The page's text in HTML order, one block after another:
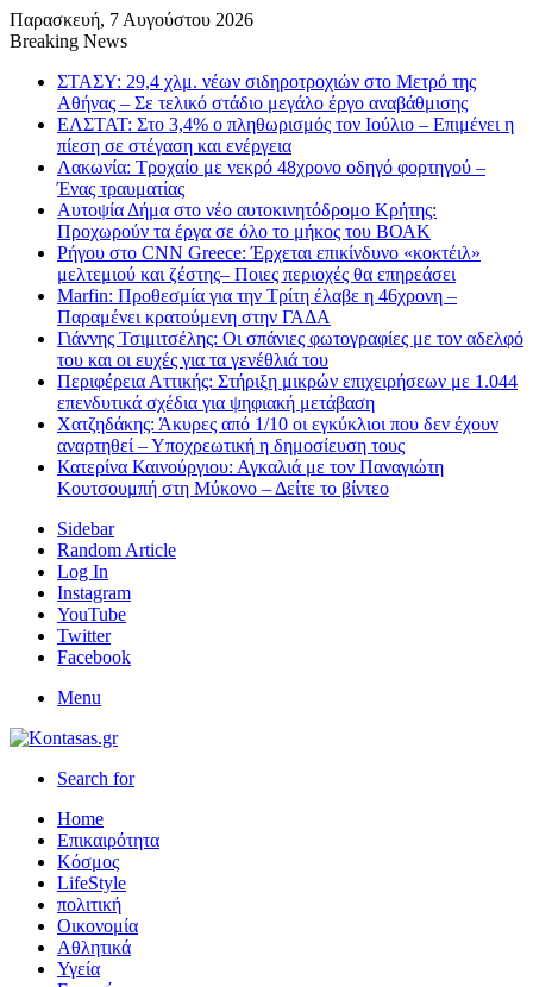
Παρασκευή, 7 Αυγούστου 2026
Breaking News
ΣΤΑΣΥ: 29,4 χλμ. νέων σιδηροτροχιών στο Μετρό της
Αθήνας – Σε τελικό στάδιο μεγάλο έργο αναβάθμισης
ΕΛΣΤΑΤ: Στο 3,4% ο πληθωρισμός τον Ιούλιο – Επιμένει η
πίεση σε στέγαση και ενέργεια
Λακωνία: Τροχαίο με νεκρό 48χρονο οδηγό φορτηγού –
Ένας τραυματίας
Αυτοψία Δήμα στο νέο αυτοκινητόδρομο Κρήτης:
Προχωρούν τα έργα σε όλο το μήκος του ΒΟΑΚ
Ρήγου στο CNN Greece: Έρχεται επικίνδυνο «κοκτέιλ»
μελτεμιού και ζέστης– Ποιες περιοχές θα επηρεάσει
Marfin: Προθεσμία για την Τρίτη έλαβε η 46χρονη –
Παραμένει κρατούμενη στην ΓΑΔΑ
Γιάννης Τσιμιτσέλης: Οι σπάνιες φωτογραφίες με τον αδελφό
του και οι ευχές για τα γενέθλιά του
Περιφέρεια Αττικής: Στήριξη μικρών επιχειρήσεων με 1.044
επενδυτικά σχέδια για ψηφιακή μετάβαση
Χατζηδάκης: Άκυρες από 1/10 οι εγκύκλιοι που δεν έχουν
αναρτηθεί – Υποχρεωτική η δημοσίευση τους
Κατερίνα Καινούργιου: Αγκαλιά με τον Παναγιώτη
Κουτσουμπή στη Μύκονο – Δείτε το βίντεο
Sidebar
Random Article
Log In
Instagram
YouTube
Twitter
Facebook
Menu
Search for
Home
Επικαιρότητα
Κόσμος
LifeStyle
πολιτική
Οικονομία
Αθλητικά
Υγεία